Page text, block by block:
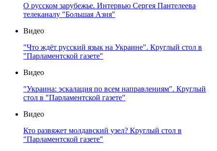
О русском зарубежье. Интервью Сергея Пантелеева
телеканалу "Большая Азия"
Видео
"Что ждёт русский язык на Украине". Круглый стол в
"Парламентской газете"
Видео
"Украина: эскалация по всем направлениям". Круглый
стол в "Парламентской газете"
Видео
Кто развяжет молдавский узел? Круглый стол в
"Парламентской газете"